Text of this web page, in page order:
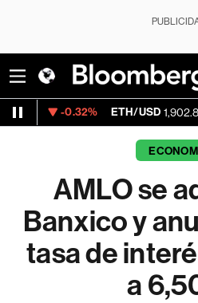
ETH/USD 1,902.83 -
AMLO se
Banxico y
tasa de
a